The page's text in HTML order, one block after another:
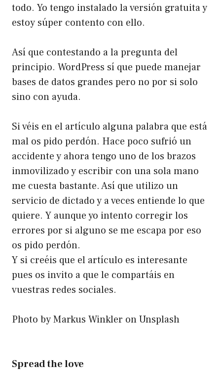
todo. Yo tengo instalado la versión gratuita y
estoy súper contento con ello.
Así que contestando a la pregunta del
principio. WordPress sí que puede manejar
bases de datos grandes pero no por si solo
sino con ayuda.
Si véis en el artículo alguna palabra que está
mal os pido perdón. Hace poco sufrió un
accidente y ahora tengo uno de los brazos
inmovilizado y escribir con una sola mano
me cuesta bastante. Así que utilizo un
servicio de dictado y a veces entiende lo que
quiere. Y aunque yo intento corregir los
errores por si alguno se me escapa por eso
os pido perdón.
Y si creéis que el artículo es interesante
pues os invito a que le compartáis en
vuestras redes sociales.
Photo byMarkus Winkler onUnsplash
Spread the love